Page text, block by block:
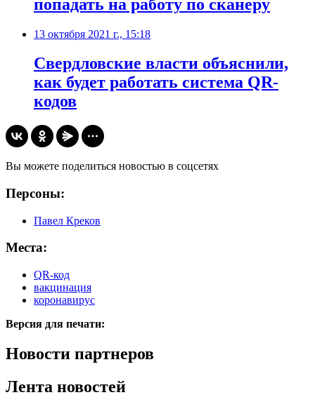
попадать на работу по сканеру
13 октября 2021 г., 15:18
​Свердловские власти объяснили,
как будет работать система QR-
кодов
Вы можете поделиться новостью в соцсетях
Персоны:
Павел Креков
Места:
QR-код
вакцинация
коронавирус
Версия для печати:
Новости партнеров
Лента новостей